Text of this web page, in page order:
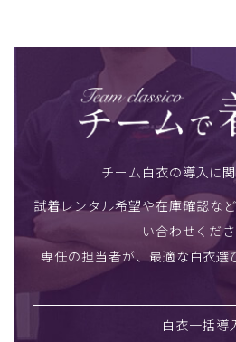
チーム白衣の導入に
試着レンタル希望や在庫確認な
い合わせくださ
専任の担当者が、最適な白衣選
白衣一括導